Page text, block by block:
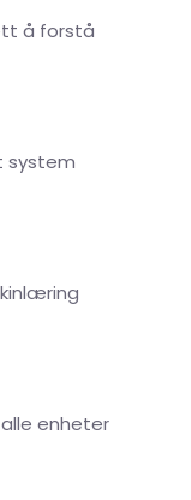
å forstå
system
enheter